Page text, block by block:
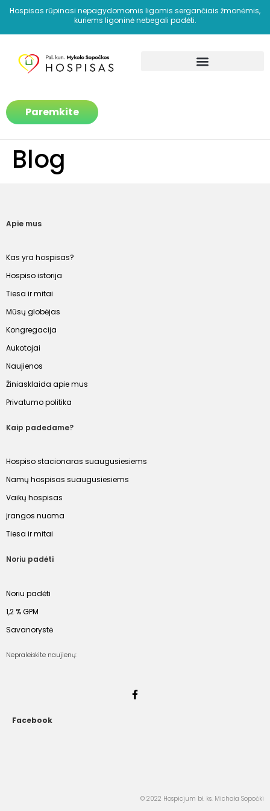
Hospisas rūpinasi nepagydomomis ligomis sergančiais žmonėmis,
kuriems ligoninė nebegali padėti.
Paremkite
Blog
Apie mus
Kas yra hospisas?
Hospiso istorija
Tiesa ir mitai
Mūsų globėjas
Kongregacija
Aukotojai
Naujienos
Žiniasklaida apie mus
Privatumo politika
Kaip padedame?
Hospiso stacionaras suaugusiesiems
Namų hospisas suaugusiesiems
Vaikų hospisas
Įrangos nuoma
Tiesa ir mitai
Noriu padėti
Noriu padėti
1,2 % GPM
Savanorystė
Nepraleiskite naujienų:
Facebook
© 2022 Hospicjum bł. ks. Michała Sopoćki